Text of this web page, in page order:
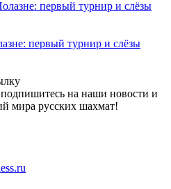
первый турнир и слёзы
на наши новости и
мира русских шахмат!